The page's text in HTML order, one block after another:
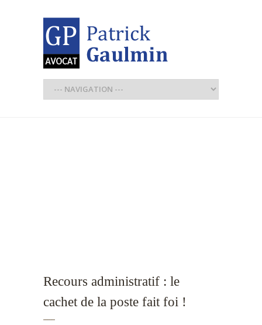
Recours administratif : le
cachet de la poste fait foi !